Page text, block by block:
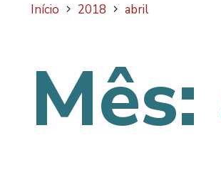
Início 2018 abril
Mês: